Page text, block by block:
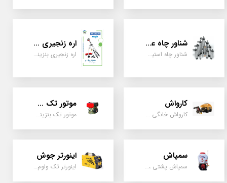
شناور چاه عمیق
شناور چاه استیل ، تک فاز و سه فاز، یک اینچ به بالا
اره زنجیری / علفتراش
اره زنجیری بنزینی ، علفتراش دو زمانه و چهار زمانه ، دوشی و پشتی
کارواش
کارواش خانگی و صنعتی و نیمه صنعتی
موتور تک سیلندر
موتور تک بنزینی ، دیزلی، کارتینگی ، تیلری
سمپاش
سمپاش پشتی ، زمبه ای ، فرغونی ، دستی ، موتوری
اینورتر جوش
اینورتر تک ولوم و دو ولوم امپر بالا